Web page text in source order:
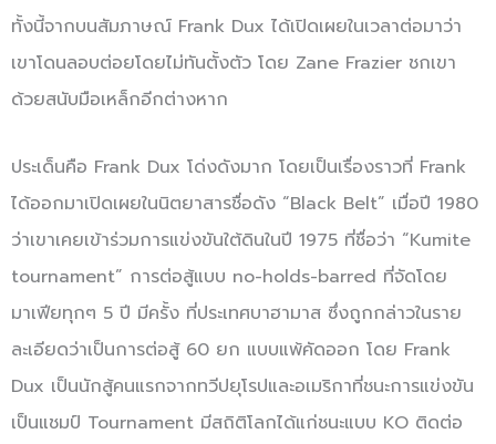
ทั้งนี้จากบนสัมภาษณ์ Frank Dux ได้เปิดเผยในเวลาต่อมาว่า
เขาโดนลอบต่อยโดยไม่ทันตั้งตัว โดย Zane Frazier ชกเขา
ด้วยสนับมือเหล็กอีกต่างหาก
ประเด็นคือ Frank Dux โด่งดังมาก โดยเป็นเรื่องราวที่ Frank
ได้ออกมาเปิดเผยในนิตยาสารชื่อดัง “Black Belt” เมื่อปี 1980
ว่าเขาเคยเข้าร่วมการแข่งขันใต้ดินในปี 1975 ที่ชื่อว่า “Kumite
tournament” การต่อสู้แบบ no-holds-barred ที่จัดโดย
มาเฟียทุกๆ 5 ปี มีครั้ง ที่ประเทศบาฮามาส ซึ่งถูกกล่าวในราย
ละเอียดว่าเป็นการต่อสู้ 60 ยก แบบแพ้คัดออก โดย Frank
Dux เป็นนักสู้คนแรกจากทวีปยุโรปและอเมริกาที่ชนะการแข่งขัน
เป็นแชมป์ Tournament มีสถิติโลกได้แก่ชนะแบบ KO ติดต่อ